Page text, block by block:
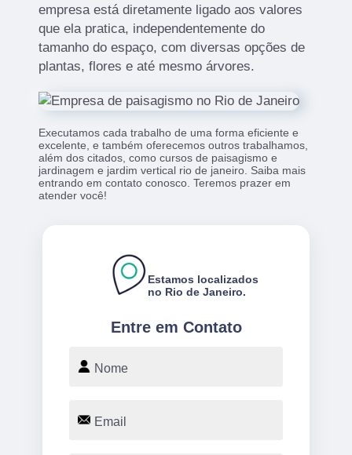
empresa está diretamente ligado aos valores
que ela pratica, independentemente do
tamanho do espaço, com diversas opções de
plantas, flores e até mesmo árvores.
Executamos cada trabalho de uma forma eficiente e
excelente, e também oferecemos outros trabalhamos,
além dos citados, como cursos de paisagismo e
jardinagem e jardim vertical rio de janeiro. Saiba mais
entrando em contato conosco. Teremos prazer em
atender você!
Entre em Contato
Estamos localizados
no Rio de Janeiro.